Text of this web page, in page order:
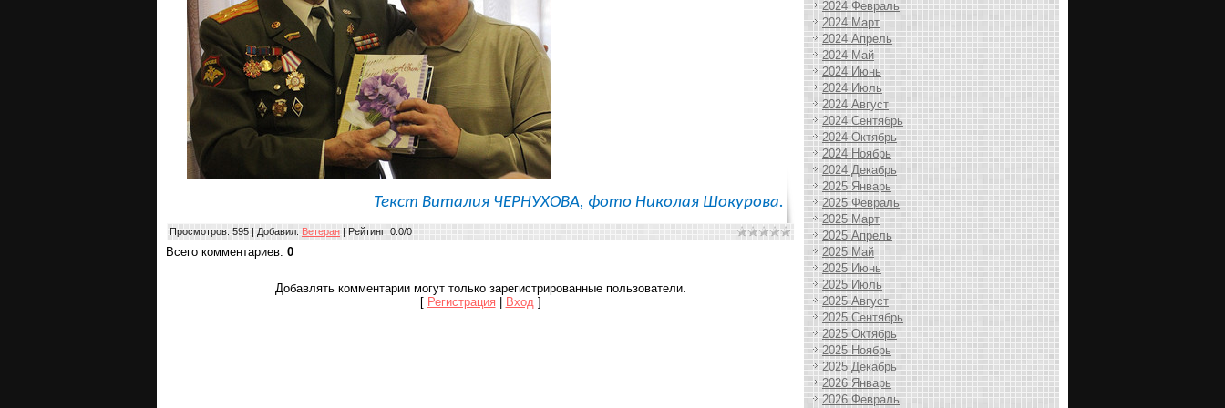
Текст Виталия ЧЕРНУХОВА, фото Николая Шокурова.
Просмотров: 595 | Добавил: Ветеран | Рейтинг: 0.0/0
Всего комментариев: 0
Добавлять комментарии могут только зарегистрированные пользователи.
[ Регистрация Вход ]
2024 Февраль
2024 Март
2024 Апрель
2024 Май
2024 Июнь
2024 Июль
2024 Август
2024 Сентябрь
2024 Октябрь
2024 Ноябрь
2024 Декабрь
2025 Январь
2025 Февраль
2025 Март
2025 Апрель
2025 Май
2025 Июнь
2025 Июль
2025 Август
2025 Сентябрь
2025 Октябрь
2025 Ноябрь
2025 Декабрь
2026 Январь
2026 Февраль